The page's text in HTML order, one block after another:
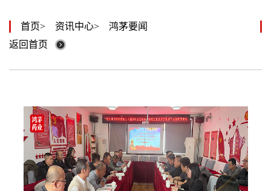
首页 资讯中心
鸿茅要闻
返回首页